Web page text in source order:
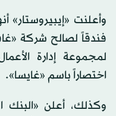
فندقاً لصالح شركة
لمجموعة إدارة
اختصاراً باسم «غايسا».
وكذلك، أعلن «البنك